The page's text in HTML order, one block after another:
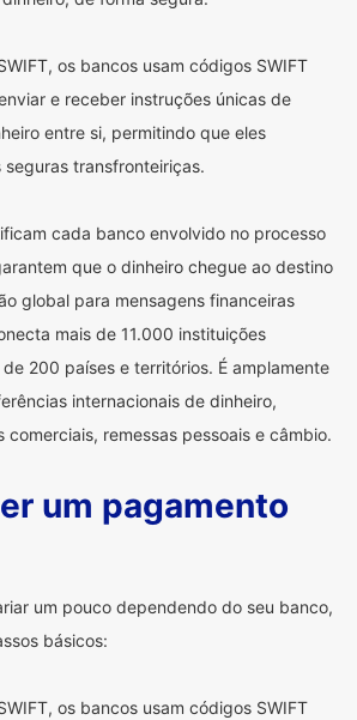
os bancos usam códigos SWIFT
e receber instruções únicas de
entre si, permitindo que eles
seguras transfronteiriças.
cada banco envolvido no processo
que o dinheiro chegue ao destino
global para mensagens financeiras
mais de 11.000 instituições
200 países e territórios. É amplamente
internacionais de dinheiro,
comerciais, remessas pessoais e câmbio.
um pagamento
um pouco dependendo do seu banco,
básicos:
os bancos usam códigos SWIFT